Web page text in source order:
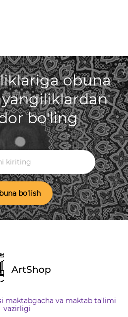
obuna
bo'ling
bo'lish
maktabgacha va maktab ta'limi
vazirligi